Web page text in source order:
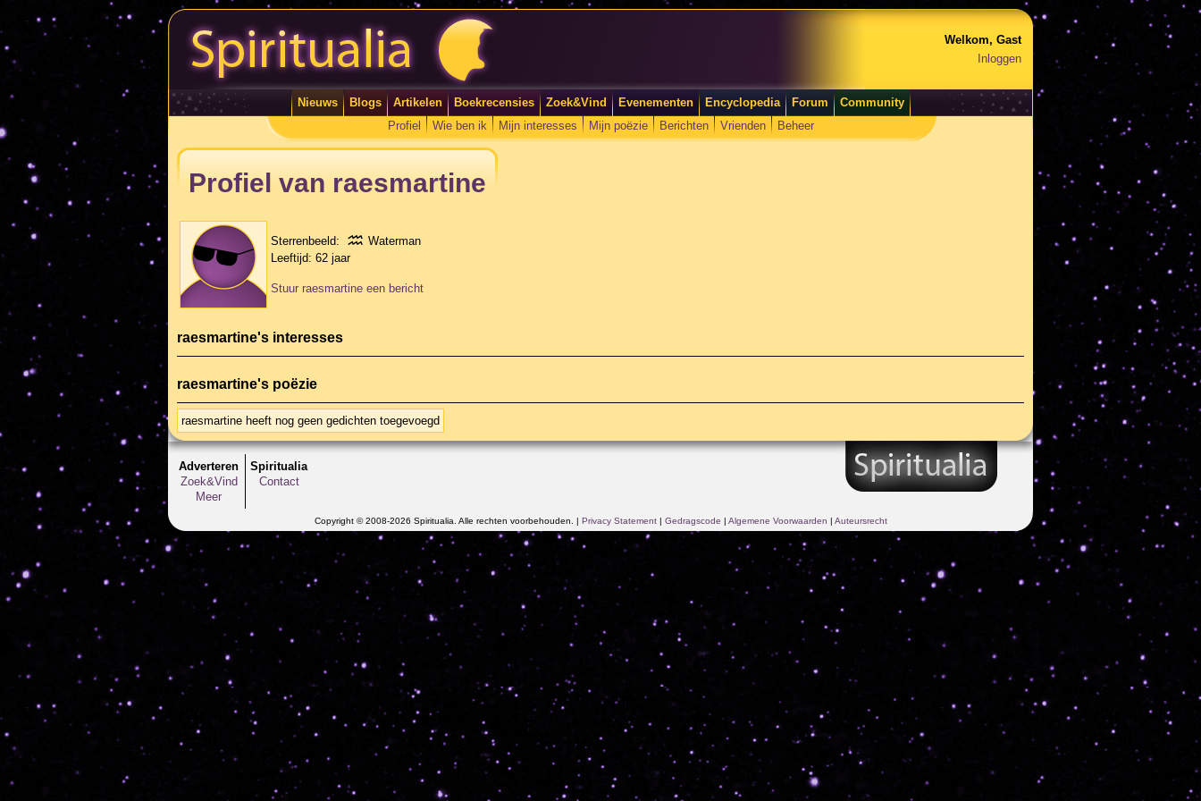
Welkom, Gast
Inloggen
Nieuws Blogs Artikelen Boekrecensies Zoek&Vind Evenementen Encyclopedia Forum
Community
Profiel
Wie ben ik Mijn interesses Mijn poëzie Berichten Vrienden Beheer
Profiel van raesmartine
Sterrenbeeld:
Waterman
Leeftijd: 62 jaar
Stuur raesmartine een bericht
raesmartine's interesses
raesmartine's poëzie
raesmartine heeft nog geen gedichten toegevoegd
Adverteren
Zoek&Vind
Meer
Spiritualia
Contact
Copyright © 2008-2026 Spiritualia. Alle rechten voorbehouden. | Privacy Statement| Gedragscode | Algemene Voorwaarden | Auteursrecht